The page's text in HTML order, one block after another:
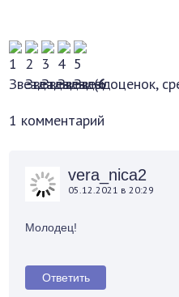
(6оценок,
1 комментарий
vera_nica2
05.12.2021 в 20:29
Молодец!
Ответить